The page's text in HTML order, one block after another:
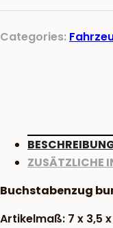
Menge
Categories:
ZUSÄTZLICHE
Buchstabenzug
Artikelmaß: 7 x 3,5